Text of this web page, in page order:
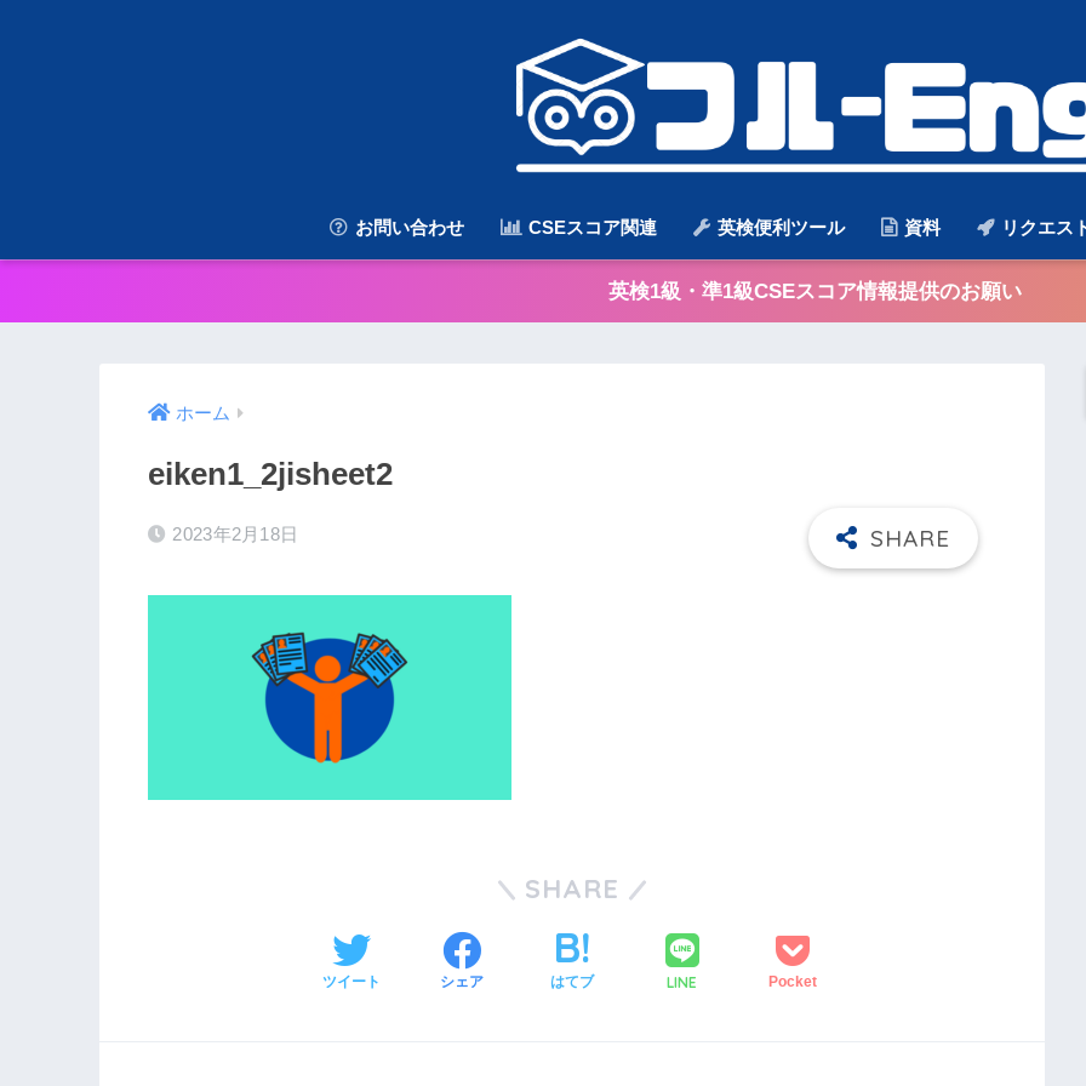
お問い合わせ CSEスコア関連 英検便利ツール 資料 リクエス
英検1級・準1級CSEスコア情報提供のお願い
ホーム
eiken1_2jisheet2
2023年2月18日
SHARE
ツイート シェア はてブ LINE Pocket